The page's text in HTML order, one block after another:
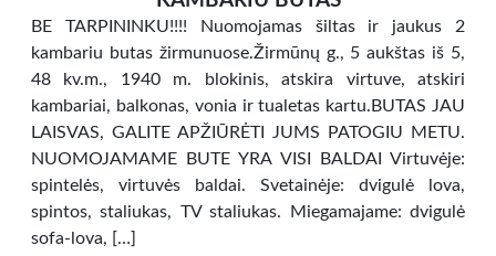
BE TARPININKU!!!! Nuomojamas šiltas ir jaukus 2
kambariu butas žirmunuose.Žirmūnų g., 5 aukštas iš 5,
48 kv.m., 1940 m. blokinis, atskira virtuve, atskiri
kambariai, balkonas, vonia ir tualetas kartu.BUTAS JAU
LAISVAS, GALITE APŽIŪRĖTI JUMS PATOGIU METU.
NUOMOJAMAME BUTE YRA VISI BALDAI Virtuvėje:
spintelės, virtuvės baldai. Svetainėje: dvigulė lova,
spintos, staliukas, TV staliukas. Miegamajame: dvigulė
sofa-lova, […]